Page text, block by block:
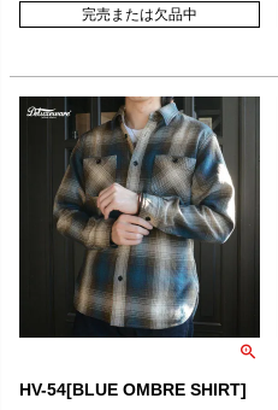
完売または欠品中
HV-54[BLUE OMBRE SHIRT]